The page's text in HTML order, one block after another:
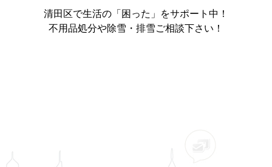
清田区で生活の「困った」をサポート中！
不用品処分や除雪・排雪ご相談下さい！